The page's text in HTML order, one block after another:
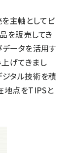
主軸としてビ
を販売してき
データを活用す
げてきまし
ジタル技術を積
地点をTIPSと